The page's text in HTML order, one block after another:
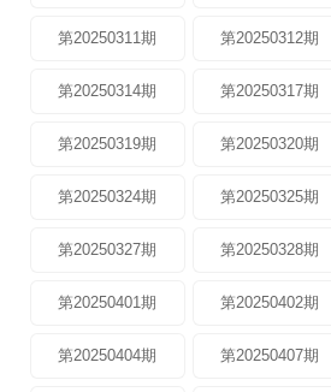
第20250311期 第20250312期
第20250314期 第20250317期
第20250319期 第20250320期
第20250324期 第20250325期
第20250327期 第20250328期
第20250401期 第20250402期
第20250404期 第20250407期